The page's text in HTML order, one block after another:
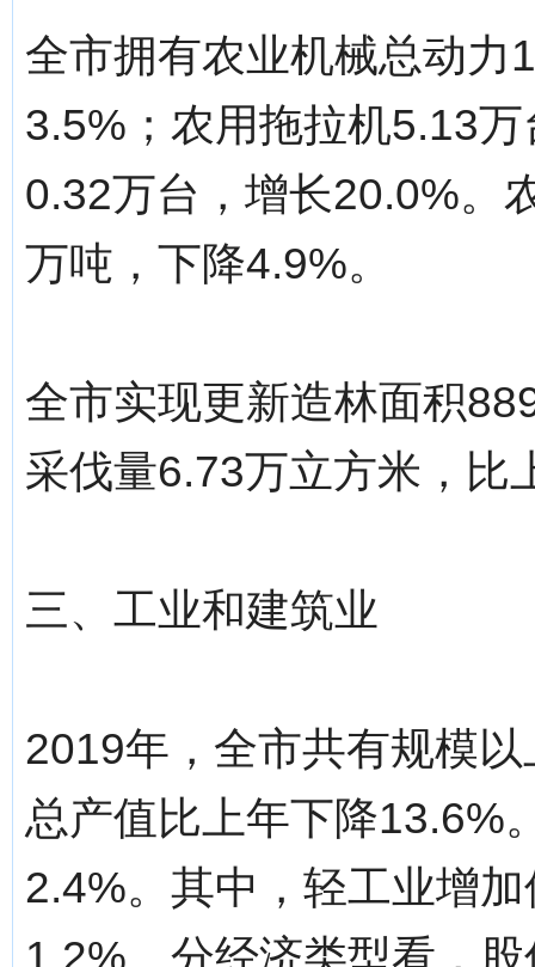
全市拥有农业机械总动力
3.5%；农用拖拉机5.13
0.32万台，增长20.0%。
万吨，下降4.9%。
全市实现更新造林面积
采伐量6.73万立方米，比
三、工业和建筑业
2019年，全市共有规模
总产值比上年下降13.6%
2.4%。其中，轻工业增
1.2%。分经济类型看，